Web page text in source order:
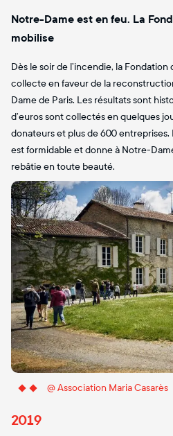
Notre-Dame est en feu. La
mobilise
Dès le soir de l’incendie, la
collecte en faveur de la
Dame de Paris. Les résultats sont
d’euros sont collectés en quelques
donateurs et plus de 600
est formidable et donne à Notre-
rebâtie en toute beauté.
@ Association Maria Casarès
2019